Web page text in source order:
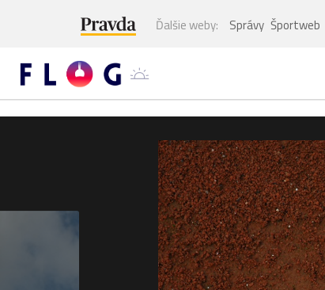
Ďalšie weby: Správy Športweb